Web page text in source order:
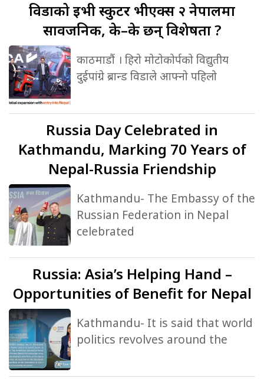
विडाकोईभी स्कुटर भीएक्स २ नेपालमा
सार्वजनिक, के–के छन् विशेषता ?
काठमाडौं । हिरो मोटोकोर्पको विद्युतीय
दुईपांग्रे ब्रान्ड विडाले आफ्नो पहिलो
Russia Day Celebrated in
Kathmandu, Marking 70 Years of
Nepal-Russia Friendship
Kathmandu- The Embassy of the
Russian Federation in Nepal
celebrated
Russia: Asia’s Helping Hand –
Opportunities of Benefit for Nepal
Kathmandu- It is said that world
politics revolves around the